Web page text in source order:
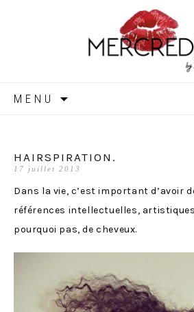
MENU
HAIRSPIRATION.
17 juillet 2013
Dans la vie, c’est important d’avoir
références intellectuelles,
pourquoi pas, de cheveux.